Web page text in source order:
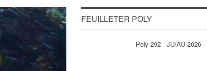
FEUILLETER POLY
Poly 292 - JU/AU 2026